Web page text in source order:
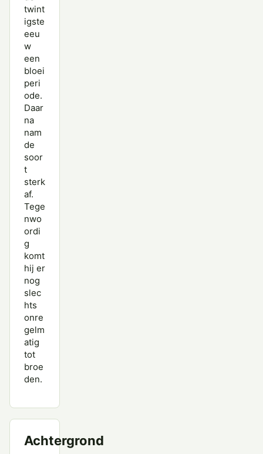
twint
igste
eeu
w
een
bloei
peri
ode.
Daar
na
nam
de
soor
t
sterk
af.
Tege
nwo
ordi
g
komt
hij er
nog
slec
hts
onre
gelm
atig
tot
broe
den.
Achtergrond